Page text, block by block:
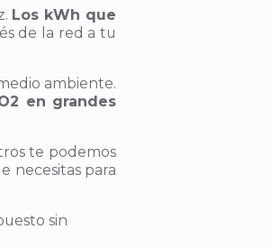
Los kWh que
de la red a tu
ambiente.
en grandes
te podemos
necesitas para
sin